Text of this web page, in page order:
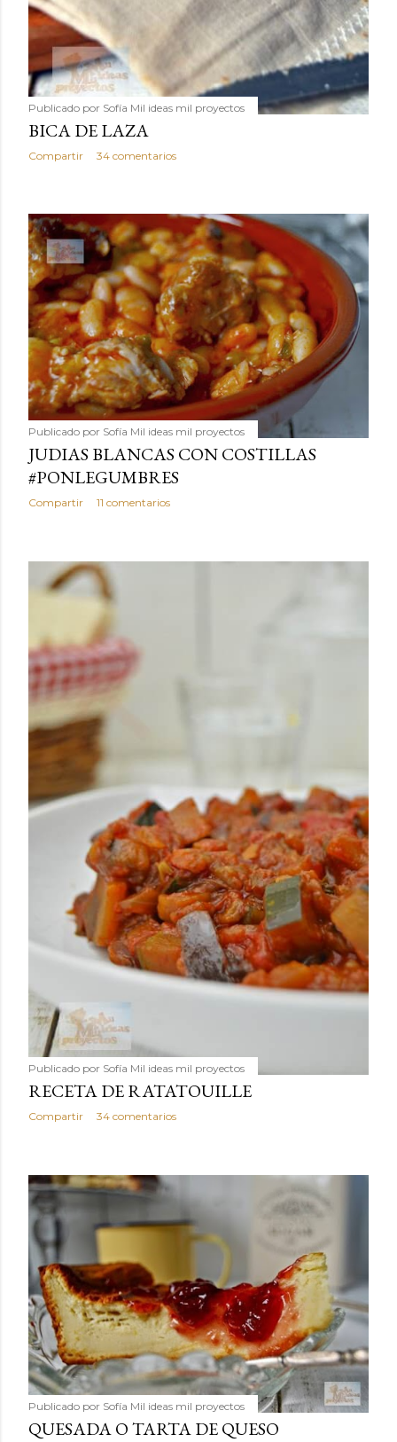
Publicado por Sofía Mil ideas mil proyectos
BICA DE LAZA
Compartir 34 comentarios
Publicado por Sofía Mil ideas mil proyectos
JUDIAS BLANCAS CON COSTILLAS
#PONLEGUMBRES
Compartir 11 comentarios
Publicado por Sofía Mil ideas mil proyectos
RECETA DE RATATOUILLE
Compartir 34 comentarios
Publicado por Sofía Mil ideas mil proyectos
QUESADA O TARTA DE QUESO